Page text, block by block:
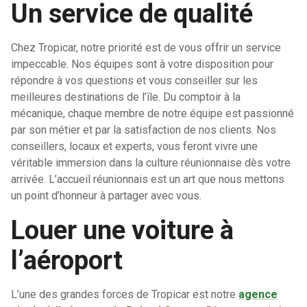
Un service de qualité
Chez Tropicar, notre priorité est de vous offrir un service
impeccable. Nos équipes sont à votre disposition pour
répondre à vos questions et vous conseiller sur les
meilleures destinations de l’île. Du comptoir à la
mécanique, chaque membre de notre équipe est passionné
par son métier et par la satisfaction de nos clients. Nos
conseillers, locaux et experts, vous feront vivre une
véritable immersion dans la culture réunionnaise dès votre
arrivée. L’accueil réunionnais est un art que nous mettons
un point d’honneur à partager avec vous.
Louer une voiture à
l’aéroport
L’une des grandes forces de Tropicar est notre agence